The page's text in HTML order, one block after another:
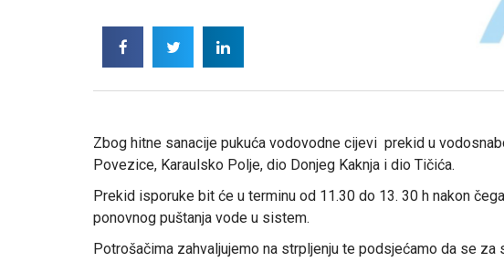
Zbog hitne sanacije pukuća vodovodne cijevi prekid u
Povezice, Karaulsko Polje, dio Donjeg Kaknja i dio Tičića.
Prekid isporuke bit će u terminu od 11.30 do 13. 30 h nakon
ponovnog puštanja vode u sistem.
Potrošačima zahvaljujemo na strpljenju te podsjećamo da se